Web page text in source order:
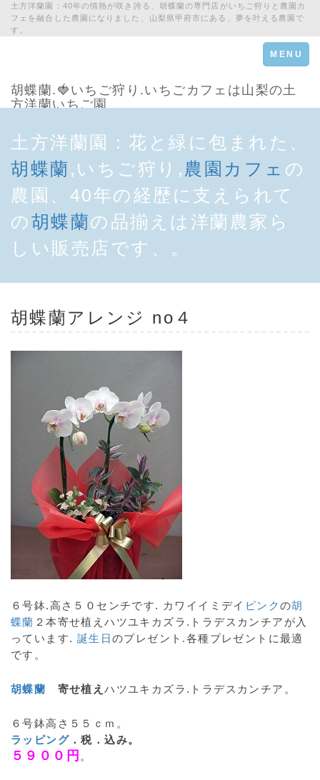
土方洋蘭園：40年の情熱が咲き誇る、胡蝶蘭の専門店がいちご狩りと農園カ
フェを融合した農園になりました、山梨県甲府市にある、夢を叶える農園で
す。
Toggle
navigation
MENU
胡蝶蘭.🍓いちご狩り.いちごカフェは山梨の土
方洋蘭いちご園
土方洋蘭園：花と緑に包まれた、
胡蝶蘭 ,いちご狩り, 農園カフェ の
農園、40年の経歴に支えられて
の胡蝶蘭の品揃えは洋蘭農家ら
しい販売店です、。
胡蝶蘭アレンジ no４
６号鉢.高さ５０センチです. カワイイミデイ ピンクの胡
蝶蘭 ２本寄せ植えハツユキカズラ.トラデスカンチアが入
っています. 誕生日のプレゼント.各種プレゼントに最適
です。
胡蝶蘭 寄せ植えハツユキカズラ.トラデスカンチア。
６号鉢高さ５５ｃｍ。
ラッピング ．税．込み。
５９００円 。